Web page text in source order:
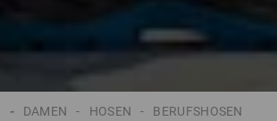
BERUFSHOSEN
HOSEN
DAMEN